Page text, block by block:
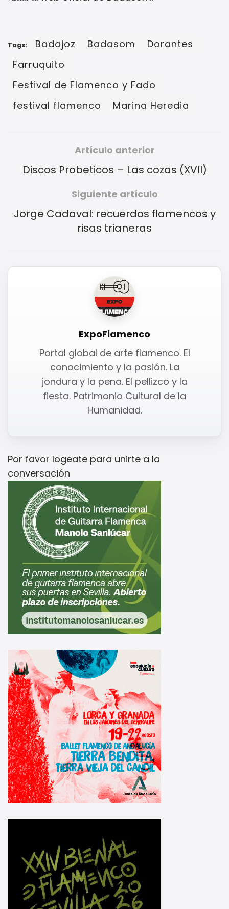
Tags: Badajoz Badasom
Dorantes
Farruquito
Festival de Flamenco y Fado
festival flamenco
Marina Heredia
Artículo anterior
Discos Probeticos – Las cozas (XVII)
Siguiente artículo
Jorge Cadaval: recuerdos flamencos y
risas trianeras
ExpoFlamenco
Portal global de arte flamenco. El
conocimiento y la pasión. La
jondura y la pena. El pellizco y la
fiesta. Patrimonio Cultural de la
Humanidad.
Por favor logeate para unirte a la
conversación